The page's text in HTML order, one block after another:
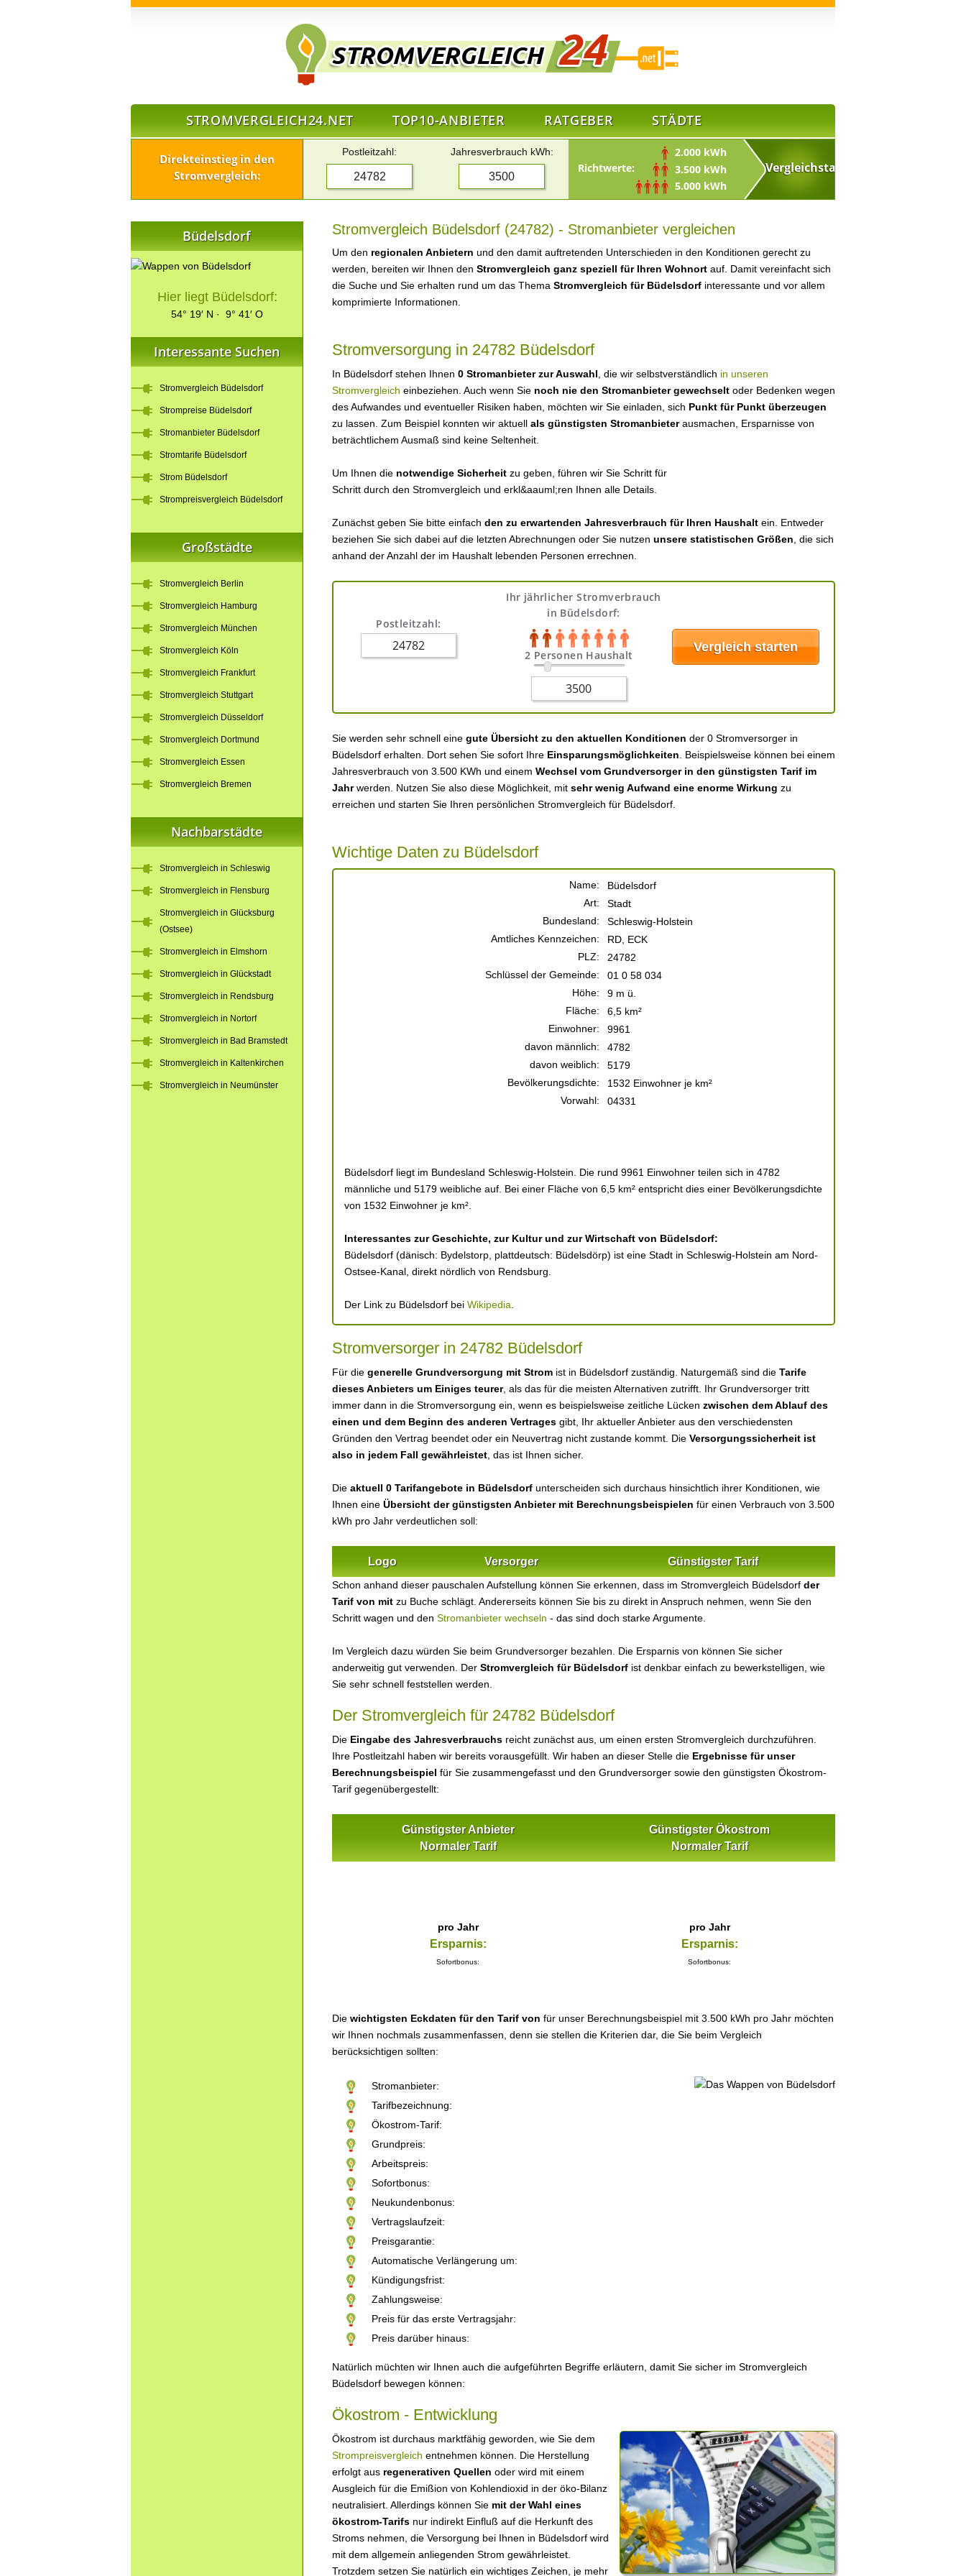
STROMVERGLEICH24.NET TOP10-ANBIETER RATGEBER STÄDTE
Direkteinstieg in den
Stromvergleich:
Postleitzahl: Jahresverbrauch kWh:
Richtwerte:
2.000 kWh
3.500 kWh
5.000 kWh
Stromvergleich Büdelsdorf (24782) - Stromanbieter vergleichen
Um den regionalen Anbietern und den damit auftretenden Unterschieden in den Konditionen gerecht zu
werden, bereiten wir Ihnen den Stromvergleich ganz speziell für Ihren Wohnort auf. Damit vereinfacht sich
die Suche und Sie erhalten rund um das Thema Stromvergleich für Büdelsdorf interessante und vor allem
komprimierte Informationen.
Stromversorgung in 24782 Büdelsdorf
In Büdelsdorf stehen Ihnen 0 Stromanbieter zur Auswahl , die wir selbstverständlich in unseren
Stromvergleich einbeziehen. Auch wenn Sie noch nie den Stromanbieter gewechselt oder Bedenken wegen
des Aufwandes und eventueller Risiken haben, möchten wir Sie einladen, sich Punkt für Punkt überzeugen
zu lassen. Zum Beispiel konnten wir aktuell als günstigsten Stromanbieterausmachen, Ersparnisse von
beträchtlichem Ausmaß sind keine Seltenheit.
Um Ihnen die notwendige Sicherheit zu geben, führen wir Sie Schritt für
Schritt durch den Stromvergleich und erkl&aauml;ren Ihnen alle Details.
Zunächst geben Sie bitte einfach den zu erwartenden Jahresverbrauch für Ihren Haushalt ein. Entweder
beziehen Sie sich dabei auf die letzten Abrechnungen oder Sie nutzen unsere statistischen Größen , die sich
anhand der Anzahl der im Haushalt lebenden Personen errechnen.
Postleitzahl:
Ihr jährlicher Stromverbrauch
in Büdelsdorf:
2 Personen Haushalt
Sie werden sehr schnell eine gute Übersicht zu den aktuellen Konditionen der 0 Stromversorger in
Büdelsdorf erhalten. Dort sehen Sie sofort Ihre Einsparungsmöglichkeiten . Beispielsweise können bei einem
Jahresverbrauch von 3.500 KWh und einem Wechsel vom Grundversorger in den günstigsten Tarif im
Jahrwerden. Nutzen Sie also diese Möglichkeit, mit sehr wenig Aufwand eine enorme Wirkung zu
erreichen und starten Sie Ihren persönlichen Stromvergleich für Büdelsdorf.
Wichtige Daten zu Büdelsdorf
Name:
Büdelsdorf
Art:
Stadt
Bundesland:
Schleswig-Holstein
Amtliches Kennzeichen:
RD, ECK
PLZ:
24782
Schlüssel der Gemeinde:
01 0 58 034
Höhe:
9 m ü.
Fläche:
6,5 km²
Einwohner:
9961
davon männlich:
4782
davon weiblich:
5179
Bevölkerungsdichte:
1532 Einwohner je km²
Vorwahl:
04331
Büdelsdorf liegt im Bundesland Schleswig-Holstein. Die rund 9961 Einwohner teilen sich in 4782
männliche und 5179 weibliche auf. Bei einer Fläche von 6,5 km² entspricht dies einer Bevölkerungsdichte
von 1532 Einwohner je km².
Interessantes zur Geschichte, zur Kultur und zur Wirtschaft von Büdelsdorf:
Büdelsdorf (dänisch: Bydelstorp, plattdeutsch: Büdelsdörp) ist eine Stadt in Schleswig-Holstein am Nord-
Ostsee-Kanal, direkt nördlich von Rendsburg.
Der Link zu Büdelsdorf bei Wikipedia
Stromversorger in 24782 Büdelsdorf
Für die generelle Grundversorgung mit Strom ist in Büdelsdorf zuständig. Naturgemäß sind die Tarife
dieses Anbieters um Einiges teurer, als das für die meisten Alternativen zutrifft. Ihr Grundversorger tritt
immer dann in die Stromversorgung ein, wenn es beispielsweise zeitliche Lücken zwischen dem Ablauf des
einen und dem Beginn des anderen Vertrages gibt, Ihr aktueller Anbieter aus den verschiedensten
Gründen den Vertrag beendet oder ein Neuvertrag nicht zustande kommt. Die Versorgungssicherheit ist
also in jedem Fall gewährleistet , das ist Ihnen sicher.
Die aktuell 0 Tarifangebote in Büdelsdorf unterscheiden sich durchaus hinsichtlich ihrer Konditionen, wie
Ihnen eine Übersicht der günstigsten Anbieter mit Berechnungsbeispielen für einen Verbrauch von 3.500
kWh pro Jahr verdeutlichen soll:
Logo Versorger Günstigster Tarif
Schon anhand dieser pauschalen Aufstellung können Sie erkennen, dass im Stromvergleich Büdelsdorf der
Tarif von mit zu Buche schlägt. Andererseits können Sie bis zu direkt in Anspruch nehmen, wenn Sie den
Schritt wagen und den Stromanbieter wechseln - das sind doch starke Argumente.
Im Vergleich dazu würden Sie beim Grundversorger bezahlen. Die Ersparnis von können Sie sicher
anderweitig gut verwenden. Der Stromvergleich für Büdelsdorf ist denkbar einfach zu bewerkstelligen, wie
Sie sehr schnell feststellen werden.
Der Stromvergleich für 24782 Büdelsdorf
Die Eingabe des Jahresverbrauchs reicht zunächst aus, um einen ersten Stromvergleich durchzuführen.
Ihre Postleitzahl haben wir bereits vorausgefüllt. Wir haben an dieser Stelle die Ergebnisse für unser
Berechnungsbeispiel für Sie zusammengefasst und den Grundversorger sowie den günstigsten Ökostrom-
Tarif gegenübergestellt:
Günstigster Anbieter
Normaler Tarif
Günstigster Ökostrom
Normaler Tarif
pro Jahr
Ersparnis:
Sofortbonus:
pro Jahr
Ersparnis:
Sofortbonus:
Die wichtigsten Eckdaten für den Tarif von für unser Berechnungsbeispiel mit 3.500 kWh pro Jahr möchten
wir Ihnen nochmals zusammenfassen, denn sie stellen die Kriterien dar, die Sie beim Vergleich
berücksichtigen sollten:
Stromanbieter:
Tarifbezeichnung:
Ökostrom-Tarif:
Grundpreis:
Arbeitspreis:
Sofortbonus:
Neukundenbonus:
Vertragslaufzeit:
Preisgarantie:
Automatische Verlängerung um:
Kündigungsfrist:
Zahlungsweise:
Preis für das erste Vertragsjahr:
Preis darüber hinaus:
Natürlich müchten wir Ihnen auch die aufgeführten Begriffe erläutern, damit Sie sicher im Stromvergleich
Büdelsdorf bewegen können:
Ökostrom - Entwicklung
Ökostrom ist durchaus marktfähig geworden, wie Sie dem
Strompreisvergleich entnehmen können. Die Herstellung
erfolgt aus regenerativen Quellen oder wird mit einem
Ausgleich für die Emißion von Kohlendioxid in der öko-Bilanz
neutralisiert. Allerdings können Sie mit der Wahl eines
ökostrom-Tarifs nur indirekt Einfluß auf die Herkunft des
Stroms nehmen, die Versorgung bei Ihnen in Büdelsdorf wird
mit dem allgemein anliegenden Strom gewährleistet.
Trotzdem setzen Sie natürlich ein wichtiges Zeichen, je mehr
Büdelsdorf
Hier liegt Büdelsdorf:
54° 19′ N · 9° 41′ O
Interessante Suchen
Stromvergleich Büdelsdorf
Strompreise Büdelsdorf
Stromanbieter Büdelsdorf
Stromtarife Büdelsdorf
Strom Büdelsdorf
Strompreisvergleich Büdelsdorf
Großstädte
Stromvergleich Berlin
Stromvergleich Hamburg
Stromvergleich München
Stromvergleich Köln
Stromvergleich Frankfurt
Stromvergleich Stuttgart
Stromvergleich Düsseldorf
Stromvergleich Dortmund
Stromvergleich Essen
Stromvergleich Bremen
Nachbarstädte
Stromvergleich in Schleswig
Stromvergleich in Flensburg
Stromvergleich in Glücksburg
(Ostsee)
Stromvergleich in Elmshorn
Stromvergleich in Glückstadt
Stromvergleich in Rendsburg
Stromvergleich in Nortorf
Stromvergleich in Bad Bramstedt
Stromvergleich in Kaltenkirchen
Stromvergleich in Neumünster